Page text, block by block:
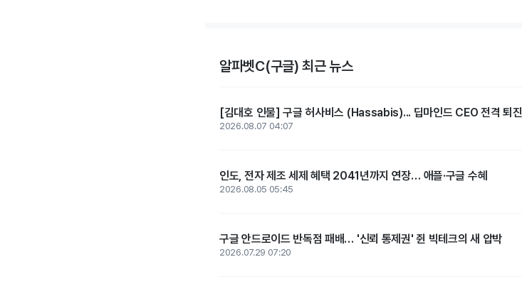
알파벳C(구글) 최근 뉴스
[김대호 인물] 구글 허사비스 (Hassabis)... 딥마인드 CEO 전격 퇴진
2026.08.07 04:07
인도, 전자 제조 세제 혜택 2041년까지 연장… 애플·구글 수혜
2026.08.05 05:45
구글 안드로이드 반독점 패배… '신뢰 통제권' 쥔 빅테크의 새 압박
2026.07.29 07:20